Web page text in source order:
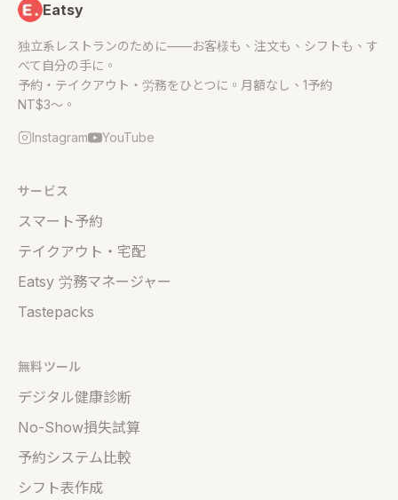
Eatsy
独立系レストランのために——お客様も、注文も、シフトも、す
べて自分の手に。
予約・テイクアウト・労務をひとつに。月額なし、1予約
NT$3〜。
Instagram YouTube
サービス
スマート予約
テイクアウト・宅配
Eatsy 労務マネージャー
Tastepacks
無料ツール
デジタル健康診断
No-Show損失試算
予約システム比較
シフト表作成